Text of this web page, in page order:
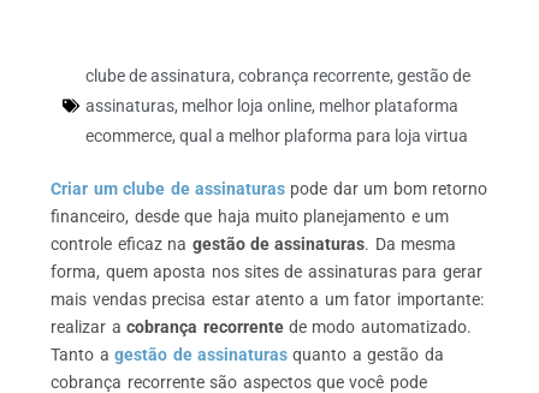
clube de assinatura,cobrança recorrente,gestão de
assinaturas, melhor loja online, melhor plataforma
ecommerce,qual a melhor plaforma para loja virtua
Criar um clube de assinaturas pode dar um bom retorno
financeiro, desde que haja muito planejamento e um
controle eficaz na gestão de assinaturas. Da mesma
forma, quem aposta nos sites de assinaturas para gerar
mais vendas precisa estar atento a um fator importante:
realizar acobrança recorrentede modo automatizado.
Tanto agestão de assinaturas quanto a gestão da
cobrança recorrente são aspectos que você pode